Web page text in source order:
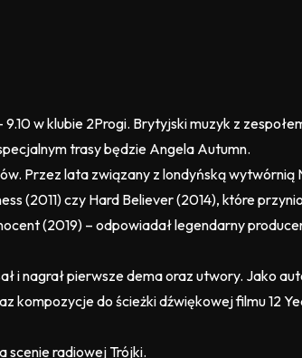
w klubie 2Progi. Brytyjski muzyk z
trasy będzie Angela Autumn.
Przez lata związany z londyńską wytwórnią
(2011) czy Hard Believer (2014), które
(2019) – odpowiadał legendarny
i nagrał pierwsze dema oraz utwory. Jako
kompozycje do ścieżki dźwiękowej filmu 12
scenie radiowej Trójki.